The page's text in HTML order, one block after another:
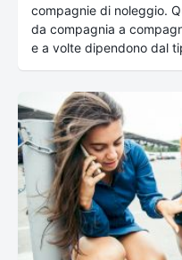
compagnie di noleggio.
da compagnia a
e a volte dipendono dal